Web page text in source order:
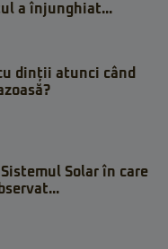
a înjunghiat...
dinții atunci când
Solar în care